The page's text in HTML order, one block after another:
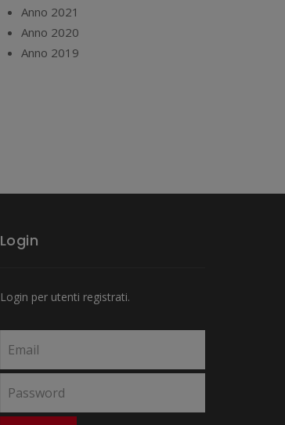
Anno 2021
Anno 2020
Anno 2019
Login
Login per utenti registrati.